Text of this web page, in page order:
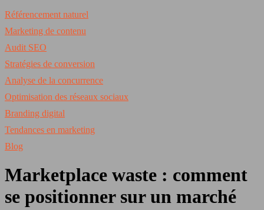
Référencement naturel
Marketing de contenu
Audit SEO
Stratégies de conversion
Analyse de la concurrence
Optimisation des réseaux sociaux
Branding digital
Tendances en marketing
Blog
Marketplace waste : comment
se positionner sur un marché